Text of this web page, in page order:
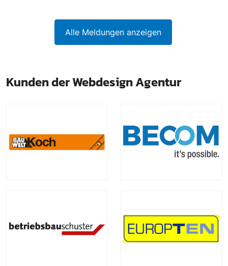
Alle Meldungen anzeigen
Kunden der Webdesign Agentur